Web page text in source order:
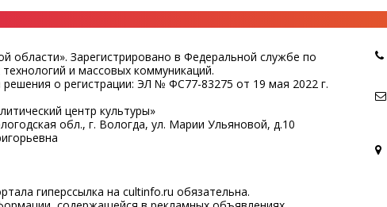
области». Зарегистрировано в Федеральной службе по
и массовых коммуникаций.
о регистрации: ЭЛ № ФС77-83275 от 19 мая 2022 г.
центр культуры»
обл., г. Вологда, ул. Марии Ульяновой, д.10
гиперссылка на cultinfo.ru обязательна.